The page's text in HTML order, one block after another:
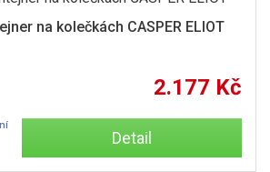
na kolečkách CASPER ELIOT
2.177 Kč
Detail